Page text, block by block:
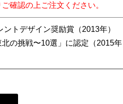
ご確認の上ご注文ください。
トデザイン奨励賞（2013年）
の挑戦〜10選」に認定（2015年